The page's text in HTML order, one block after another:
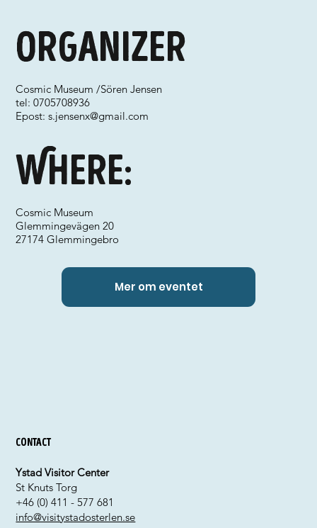
Where:
Organizer
Cosmic Museum /Sören Jensen
tel: 0705708936
Epost:s.jensenx@gmail.com
Cosmic Museum
Glemmingevägen 20
27174 Glemmingebro
Mer om eventet
Contact
Ystad Visitor Center
St Knuts Torg
+46 (0) 411 - 577 681
info@visitystadosterlen.se